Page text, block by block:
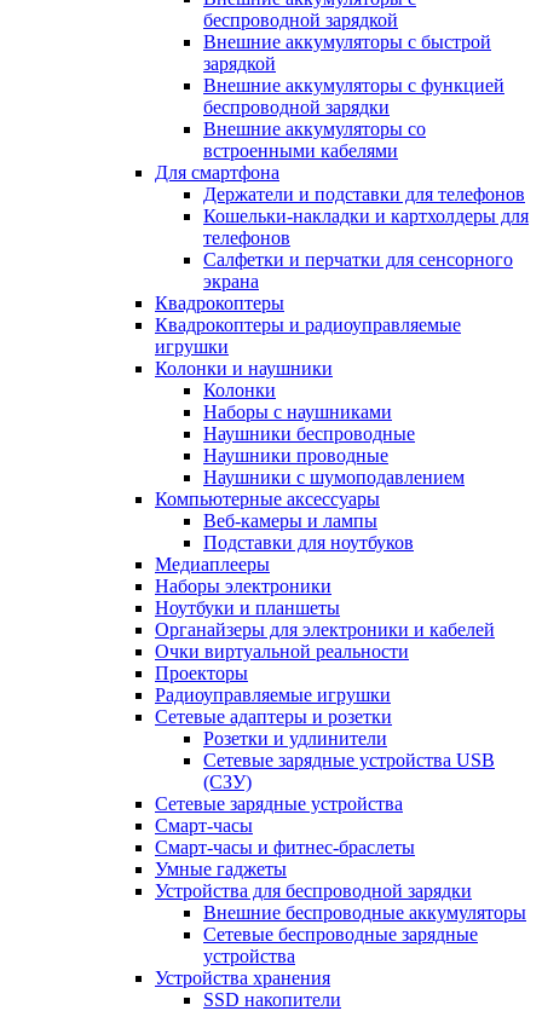
беспроводной зарядкой
Внешние аккумуляторы с быстрой
зарядкой
Внешние аккумуляторы с функцией
беспроводной зарядки
Внешние аккумуляторы со
встроенными кабелями
Для смартфона
Держатели и подставки для телефонов
Кошельки-накладки и картхолдеры для
телефонов
Салфетки и перчатки для сенсорного
экрана
Квадрокоптеры
Квадрокоптеры и радиоуправляемые
игрушки
Колонки и наушники
Колонки
Наборы с наушниками
Наушники беспроводные
Наушники проводные
Наушники с шумоподавлением
Компьютерные аксессуары
Веб-камеры и лампы
Подставки для ноутбуков
Медиаплееры
Наборы электроники
Ноутбуки и планшеты
Органайзеры для электроники и кабелей
Очки виртуальной реальности
Проекторы
Радиоуправляемые игрушки
Сетевые адаптеры и розетки
Розетки и удлинители
Сетевые зарядные устройства USB
(СЗУ)
Сетевые зарядные устройства
Смарт-часы
Смарт-часы и фитнес-браслеты
Умные гаджеты
Устройства для беспроводной зарядки
Внешние беспроводные аккумуляторы
Сетевые беспроводные зарядные
устройства
Устройства хранения
SSD накопители